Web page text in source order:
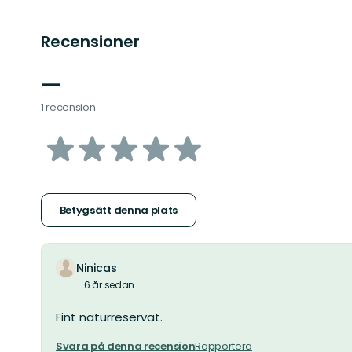
Recensioner
—
1 recension
av
stjärnor
Betygsätt denna plats
Ninicas
6 år sedan
Fint naturreservat.
Svara på denna recensionRapportera